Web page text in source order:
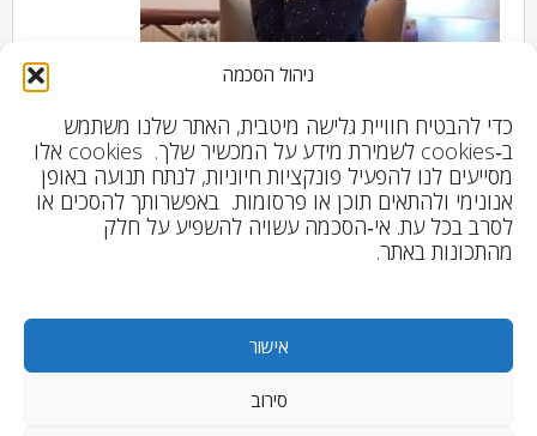
ניהול הסכמה
כדי להבטיח חוויית גלישה מיטבית, האתר שלנו משתמש
ב‑cookies לשמירת מידע על המכשיר שלך. cookies אלו
מסייעים לנו להפעיל פונקציות חיוניות, לנתח תנועה באופן
אנונימי ולהתאים תוכן או פרסומות. באפשרותך להסכים או
לסרב בכל עת. אי‑הסכמה עשויה להשפיע על חלק
מהתכונות באתר.
אישור
סירוב
שמי נירית. אמא בחינוך ביתי ומלווה אנשים בתהליכי ריפוי
וחיבור פנימי.
מאז שאני זוכרת את עצמי, הצלחתי לעזור לסובבים אותי
למצוא את הכוחות ואת הטוב בחייהם. תמיד הייתה לי
שאני מתקשרת להם.
כל חיי חלמתי לעזור לאנשים לחיות טוב יותר, לכן עבדתי
בתחום התקשורת והחינוך – אבל משהו הרגיש לי חסר.